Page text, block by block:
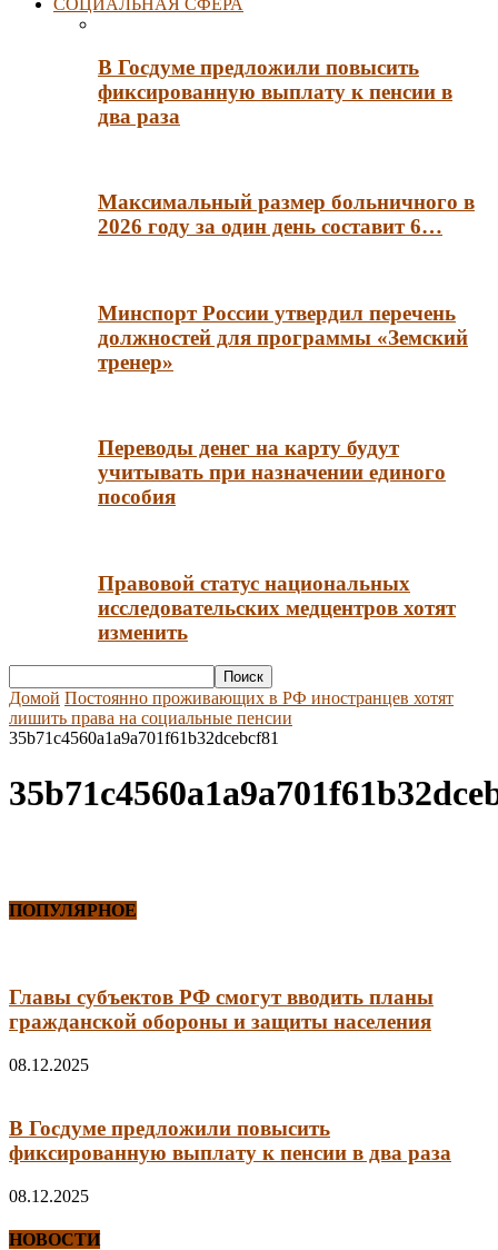
СОЦИАЛЬНАЯ СФЕРА
В Госдуме предложили повысить
фиксированную выплату к пенсии в
два раза
Максимальный размер больничного в
2026 году за один день составит 6…
Минспорт России утвердил перечень
должностей для программы «Земский
тренер»
Переводы денег на карту будут
учитывать при назначении единого
пособия
Правовой статус национальных
исследовательских медцентров хотят
изменить
Домой Постоянно проживающих в РФ иностранцев хотят
лишить права на социальные пенсии
35b71c4560a1a9a701f61b32dcebcf81
ПОПУЛЯРНОЕ
Главы субъектов РФ смогут вводить планы
гражданской обороны и защиты населения
08.12.2025
В Госдуме предложили повысить
фиксированную выплату к пенсии в два раза
08.12.2025
НОВОСТИ